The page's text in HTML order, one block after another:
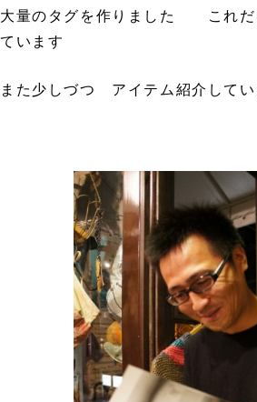
大量のタグを作りました これだ
ています
また少しづつ アイテム紹介して